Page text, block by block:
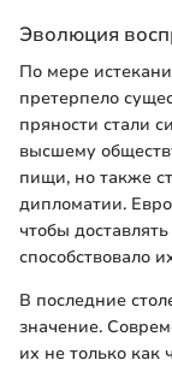
Эволюция
По мере
претерпело
пряности стали
высшему
пищи, но также
дипломатии.
чтобы
способствовало
В последние
значение.
их не только как